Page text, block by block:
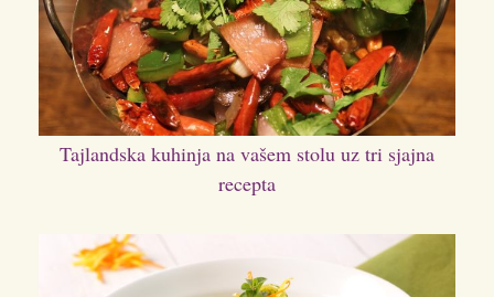
Tajlandska kuhinja na vašem stolu uz tri sjajna
recepta